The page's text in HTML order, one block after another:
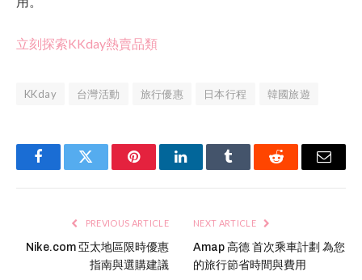
立刻探索KKday熱賣品類
KKday 台灣活動 旅行優惠 日本行程 韓國旅遊
FacebookTwitter PinterestLinkedInTumblr Reddit Email
PREVIOUS ARTICLE
Nike.com 亞太地區限時優惠
指南與選購建議
NEXT ARTICLE
Amap 高德 首次乘車計劃 為您
的旅行節省時間與費用